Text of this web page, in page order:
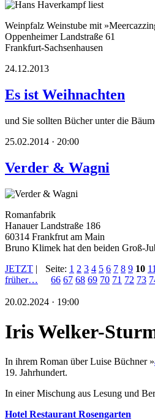
Weinpfalz Weinstube mit
Oppenheimer Landstraße 61
Frankfurt-Sachsenhausen
24.12.2013
Es ist Weihnachten
und Sie sollten Bücher unter die
25.02.2014 · 20:00
Verder & Wagni
Romanfabrik
Hanauer Landstraße 186
60314 Frankfrut am Main
Bruno Klimek hat den beiden Groß-
JETZT |
früher…
Seite: 1 2 3 4 5 6 7 8 9 10 11
66 67 68 69 70 71 72 73
20.02.2024 · 19:00
Iris Welker-
In ihrem Roman über Luise Büchner »
19. Jahrhundert.
In einer Mischung aus Lesung und
Hotel Restaurant Rosengarten